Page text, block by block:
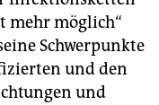
mehr möglich“
Schwerpunkte
und den
und